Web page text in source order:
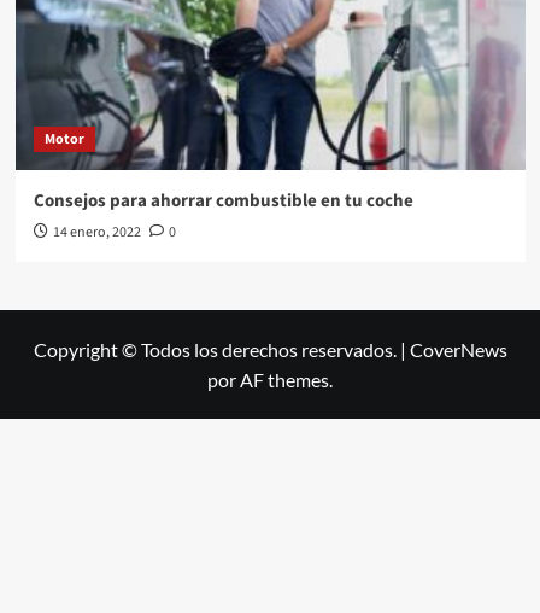
Motor
Consejos para ahorrar combustible en tu coche
14 enero, 2022 0
Copyright © Todos los derechos reservados. | CoverNews
por AF themes.